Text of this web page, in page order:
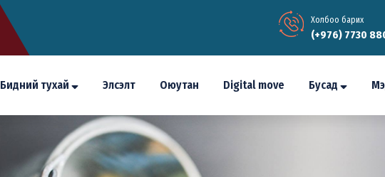
Холбоо барих
(+976) 7730
Бидний тухай Элсэлт Оюутан Digital move Бусад